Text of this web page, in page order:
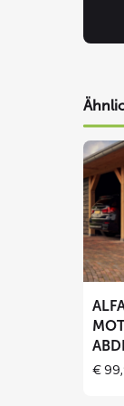
Mehr
lesen
über
ALFA
€